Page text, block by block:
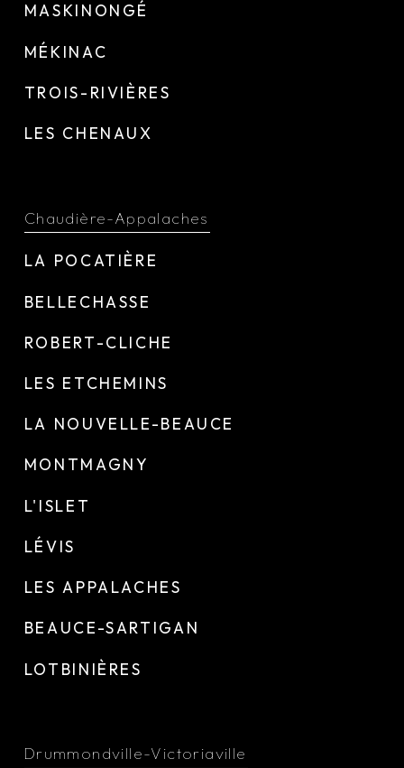
MASKINONGÉ
MÉKINAC
TROIS-RIVIÈRES
LES CHENAUX
Chaudière-Appalaches
LA POCATIÈRE
BELLECHASSE
ROBERT-CLICHE
LES ETCHEMINS
LA NOUVELLE-BEAUCE
MONTMAGNY
L'ISLET
LÉVIS
LES APPALACHES
BEAUCE-SARTIGAN
LOTBINIÈRES
Drummondville-Victoriaville